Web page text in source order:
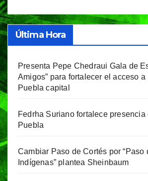
Última Hora
Presenta Pepe Chedraui Gala de
Amigos” para fortalecer el acceso
Puebla capital
Fedrha Suriano fortalece presencia
Puebla
Cambiar Paso de Cortés por “Paso
Indígenas” plantea Sheinbaum